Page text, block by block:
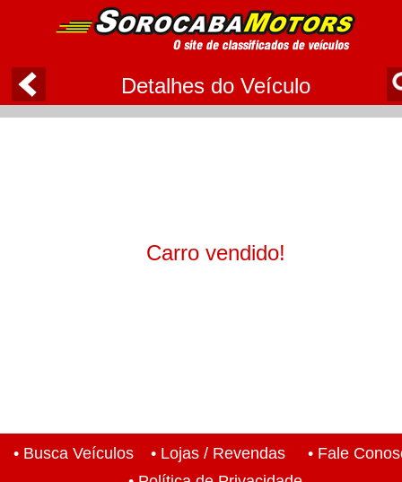
Detalhes do Veículo
Carro vendido!